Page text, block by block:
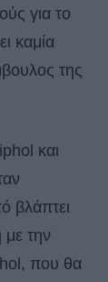
για το
καμία
της
και
βλάπτει
με την
που θα